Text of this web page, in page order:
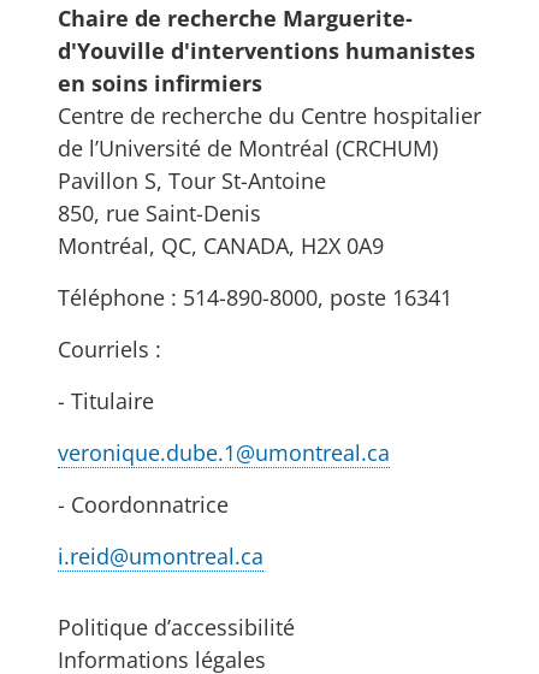
Chaire de recherche Marguerite-
d'Youville d'interventions humanistes
en soins infirmiers
Centre de recherche du Centre hospitalier
de l’Université de Montréal (CRCHUM)
Pavillon S, Tour St-Antoine
850, rue Saint-Denis
Montréal, QC, CANADA, H2X 0A9
Téléphone : 514-890-8000, poste 16341
Courriels :
- Titulaire
veronique.dube.1@umontreal.ca
- Coordonnatrice
i.reid@umontreal.ca
Politique d’accessibilité
Informations légales